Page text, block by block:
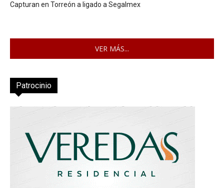
Capturan en Torreón a ligado a Segalmex
VER MÁS...
Patrocinio